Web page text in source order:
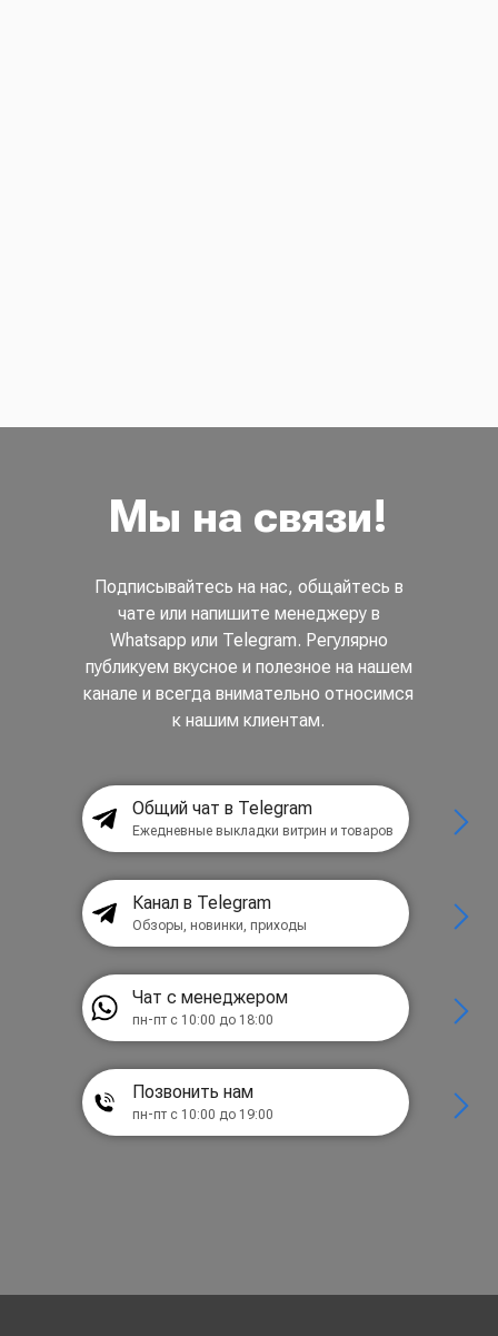
Мы на связи!
Подписывайтесь на нас, общайтесь в
чате или напишите менеджеру в
Whatsapp или Telegram. Регулярно
публикуем вкусное и полезное на нашем
канале и всегда внимательно относимся
к нашим клиентам.
Общий чат в Telegram
Ежедневные выкладки витрин и товаров
Канал в Telegram
Обзоры, новинки, приходы
Чат с менеджером
пн-пт с 10:00 до 18:00
Позвонить нам
пн-пт с 10:00 до 19:00